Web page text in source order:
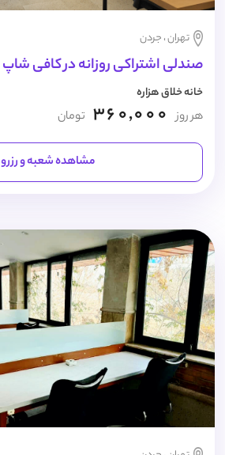
تهران ، جردن
صندلی اشتراکی روزانه در کافی شاپ
خانه خلاق هزاره
هر روز 360,000 تومان
مشاهده شعبه و رزرو